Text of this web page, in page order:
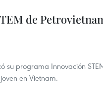
de
su programa Innovación
en Vietnam.